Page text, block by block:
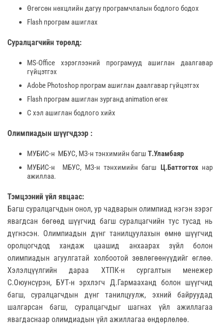
Өгөгсөн нөхцлийн дагуу програмчлалын бодлого бодох
Flash програм ашиглах
Суралцагчийн төрөлд:
МS-Office хэрэглээний програмууд ашиглан даалгавар
гүйцэтгэх
Adobe Photoshop програм ашиглан даалгавар гүйцэтгэх
Flash програм ашиглан зурганд animation өгөх
C хэл ашиглан бодлого хийх
Олимпиадын шүүгчдээр :
МУБИС-н МБУС, МЗ-н тэнхимийн багш Т.Уламбаяр
МУБИС-н МБУС, МЗ-н тэнхимийн багш Ц.Баттогтох нар
ажиллаа.
Тэмцээний үйл явцаас:
Багш суралцагчдын онол, ур чадварын олимпиад нэгэн зэрэг
явагдсан бөгөөд шүүгчид багш суралцагчийн тус тусад нь
дүгнэсэн. Олимпиадын дүнг танилцуулахын өмнө шүүгчид
оролцогчдод хандаж цаашид анхаарах зүйл болон
олимпиадын агуулгатай холбоотой зөвлөгөөнүүдийг өглөө.
Хэлэлцүүлгийн дараа ХТПК-н сургалтын менежер
С.Оюунсүрэн, БУТ-н эрхлэгч Д.Гармааханд болон шүүгчид
багш, суралцагчдын дүнг танилцуулж, эхний байруудад
шалгарсан багш, суралцагчдыг шагнах үйл ажиллагаа
явагдаснаар олимдиадын үйл ажиллагаа өндөрлөлөө.